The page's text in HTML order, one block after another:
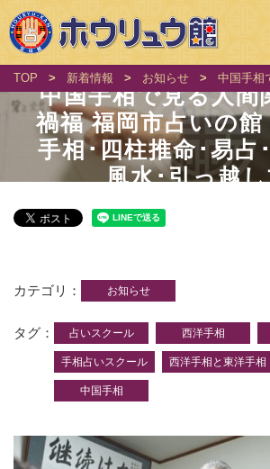
TOP > 新着情報 > お知らせ > 中国手相
中国手相で見る人間
禍福 福岡市占いの館
手相･四柱推命･易占
風水･引っ越
カテゴリ お知らせ
タグ 占いスクール 西洋手相
手相占いスクール 西洋手相と東洋手相
中国手相